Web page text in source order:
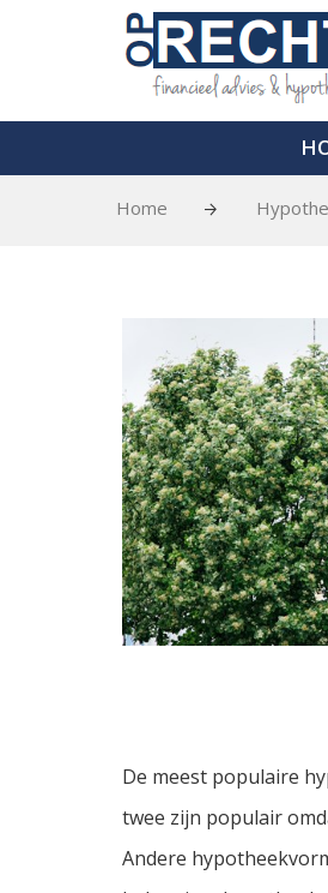
Home
De meest populaire
twee zijn populair
Andere